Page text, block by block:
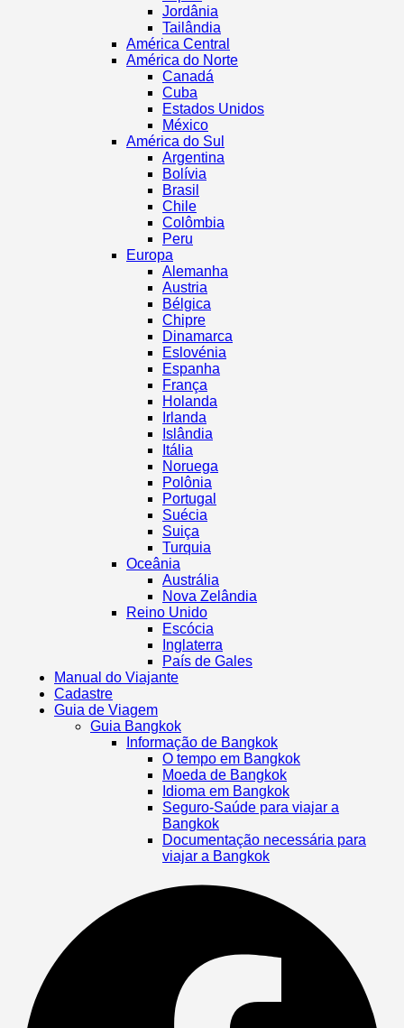
Jordânia
Tailândia
América Central
América do Norte
Canadá
Cuba
Estados Unidos
México
América do Sul
Argentina
Bolívia
Brasil
Chile
Colômbia
Peru
Europa
Alemanha
Austria
Bélgica
Chipre
Dinamarca
Eslovénia
Espanha
França
Holanda
Irlanda
Islândia
Itália
Noruega
Polônia
Portugal
Suécia
Suiça
Turquia
Oceânia
Austrália
Nova Zelândia
Reino Unido
Escócia
Inglaterra
País de Gales
Manual do Viajante
Cadastre
Guia de Viagem
Guia Bangkok
Informação de Bangkok
O tempo em Bangkok
Moeda de Bangkok
Idioma em Bangkok
Seguro-Saúde para viajar a
Bangkok
Documentação necessária para
viajar a Bangkok